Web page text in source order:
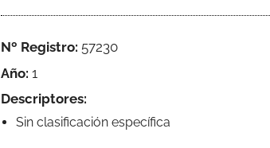
Nº Registro: 57230
Año: 1
Descriptores:
Sin clasificación específica